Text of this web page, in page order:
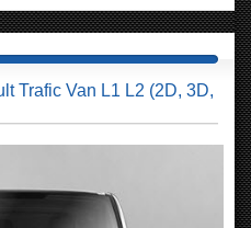
Trafic Van L1 L2 (2D, 3D,